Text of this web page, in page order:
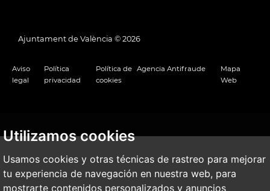
Utilizamos cookies
Usamos cookies y otras técnicas de rastreo para mejorar
tu experiencia de navegación en nuestra web, para
mostrarte contenidos personalizados y anuncios
Ajuntament de València © 2026
Aviso
legal
Política
privacidad
Política de
cookies
Agencia Antifraude
Mapa
Web